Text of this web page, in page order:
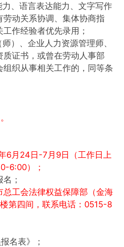
、语言表达能力、文字写作
动关系协调、集体协商指
作经验者优先录用；
）、企业人力资源管理师、
证书，或曾在劳动人事部
织从事相关工作的，同等条
6月24日-7月9日（工作日上
6:00）；
；
总工会法律权益保障部（金海
第四间，联系电话：0515-8
名表》；